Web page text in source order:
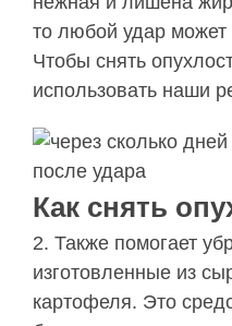
то любой удар может
Чтобы снять
использовать наши
Как снять
2. Также помогает
изготовленные из
картофеля. Это